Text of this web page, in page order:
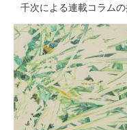
千次による連載コラム